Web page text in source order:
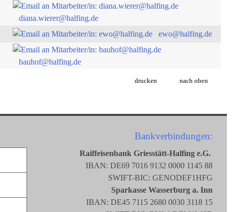
diana.wierer@halfing.de
ewo@halfing.de
bauhof@halfing.de
drucken nach oben
Bankverbindungen:
Raiffeisenbank Griesstätt-Halfing e.G.
IBAN: DE69 7016 9132 0000 1145 88
SWIFT-BIC: GENODEF1HFG
Sparkasse Wasserburg a. Inn
IBAN: DE45 7115 2680 0030 3118 15